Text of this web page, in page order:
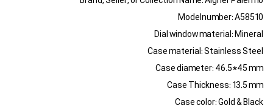
Modelnumber: A58510
Dial window material: Mineral
Case material: Stainless Steel
Case diameter: 46.5*45 mm
Case Thickness: 13.5 mm
Case color: Gold & Black